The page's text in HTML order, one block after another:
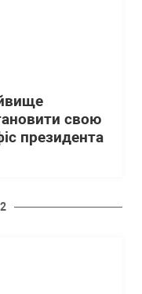
свою
президента